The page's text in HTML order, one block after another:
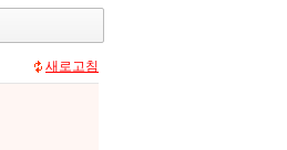
새로고침